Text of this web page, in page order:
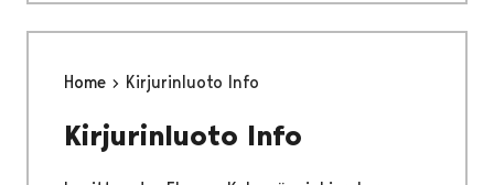
Home Kirjurinluoto Info
Kirjurinluoto Info